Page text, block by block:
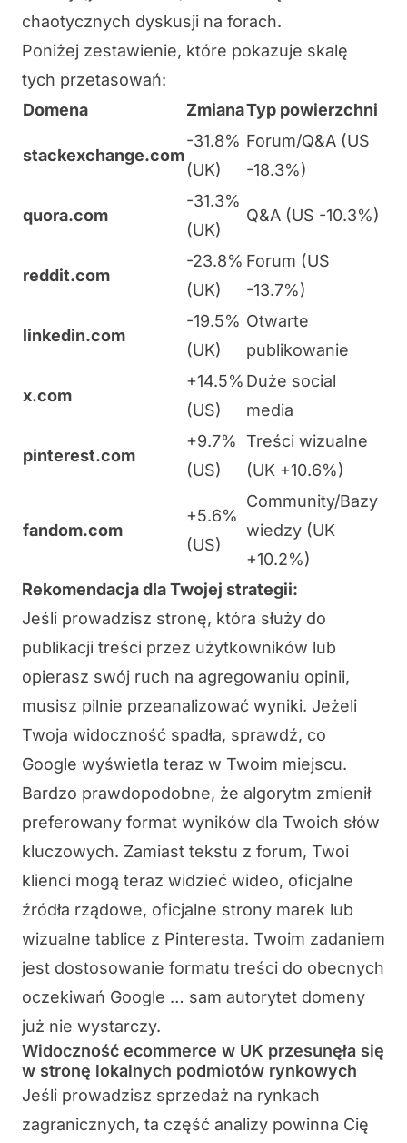
chaotycznych dyskusji na forach.
Poniżej zestawienie, które pokazuje skalę
tych przetasowań:
Domena
ZmianaTyp powierzchni
stackexchange.com
-31.8%
(UK)
Forum/Q&A (US
-18.3%)
quora.com
-31.3%
(UK)
Q&A (US -10.3%)
reddit.com
-23.8%
(UK)
Forum (US
-13.7%)
linkedin.com
-19.5%
(UK)
Otwarte
publikowanie
x.com
+14.5%
(US)
Duże social
media
pinterest.com
+9.7%
(US)
Treści wizualne
(UK +10.6%)
fandom.com
+5.6%
(US)
Community/Bazy
wiedzy (UK
+10.2%)
Rekomendacja dla Twojej strategii:
Jeśli prowadzisz stronę, która służy do
publikacji treści przez użytkowników lub
opierasz swój ruch na agregowaniu opinii,
musisz pilnie przeanalizować wyniki. Jeżeli
Twoja widoczność spadła, sprawdź, co
Google wyświetla teraz w Twoim miejscu.
Bardzo prawdopodobne, że algorytm zmienił
preferowany format wyników dla Twoich słów
kluczowych. Zamiast tekstu z forum, Twoi
klienci mogą teraz widzieć wideo, oficjalne
źródła rządowe, oficjalne strony marek lub
wizualne tablice z Pinteresta. Twoim zadaniem
jest dostosowanie formatu treści do obecnych
oczekiwań Google … sam autorytet domeny
już nie wystarczy.
Widoczność ecommerce w UK przesunęła się
w stronę lokalnych podmiotów rynkowych
Jeśli prowadzisz sprzedaż na rynkach
zagranicznych, ta część analizy powinna Cię